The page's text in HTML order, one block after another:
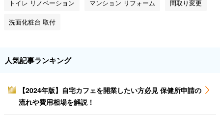
トイレ リノベーション マンション リフォーム 間取り変更
洗面化粧台 取付
人気記事ランキング
1
【2024年版】自宅カフェを開業したい方必見 保健所申請の
流れや費用相場を解説！